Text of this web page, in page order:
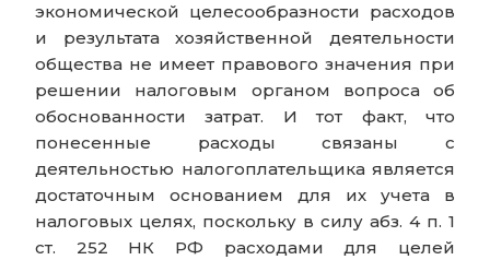
экономической целесообразности расходов
и результата хозяйственной деятельности
общества не имеет правового значения при
решении налоговым органом вопроса об
обоснованности затрат. И тот факт, что
понесенные расходы связаны с
деятельностью налогоплательщика является
достаточным основанием для их учета в
налоговых целях, поскольку в силу абз. 4 п. 1
ст. 252 НК РФ расходами для целей